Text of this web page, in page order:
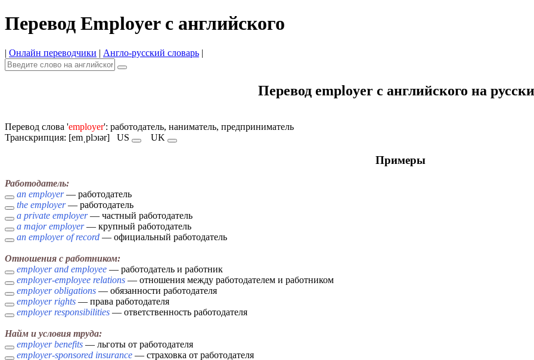
Перевод Employer с английского
| Онлайн переводчики | Англо-русский словарь |
Перевод employer с английского на
Перевод слова 'employer': работодатель, наниматель, предприниматель
Транскрипция: [emˌplɔɪər] US UK
Примеры
Работодатель:
an employer— работодатель
the employer— работодатель
a private employer— частный работодатель
a major employer— крупный работодатель
an employer of record — официальный работодатель
Отношения с работником:
employer and employee — работодатель и работник
employer-employee relations — отношения между работодателем и работником
employer obligations — обязанности работодателя
employer rights — права работодателя
employer responsibilities — ответственность работодателя
Найм и условия труда:
employer benefits — льготы от работодателя
employer-sponsored insurance — страховка от работодателя